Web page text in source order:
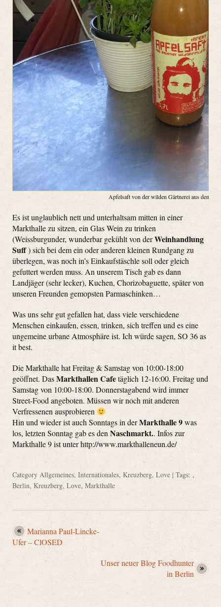
Apfelsaft von der wilden Gärtnerei aus dem
Es ist unglaublich nett und unterhaltsam mitten in einer
Markthalle zu sitzen, ein Glas Wein zu trinken
(Weissburgunder, wunderbar gekühlt von derWeinhandlung
Suff) sich bei dem ein oder anderen kleinen Rundgang zu
überlegen, was noch in’s Einkaufstäschle soll oder gleich
gefuttert werden muss. An unserem Tisch gab es dann
Landjäger (sehr lecker), Kuchen, Chorizobaguette, später von
unseren Freunden gemopsten Parmaschinken…
Was uns sehr gut gefallen hat, dass viele verschiedene
Menschen einkaufen, essen, trinken, sich treffen und es eine
ungemeine urbane Atmosphäre ist. Ich würde sagen, SO 36 as
it best.
Die Markthalle hat Freitag & Samstag von 10:00-18:00
geöffnet. DasMarkthallen Cafetäglich 12-16:00. Freitag und
Samstag von 10:00-18:00. Donnerstagabend wird immer
Street-Food angeboten. Müssen wir noch mit anderen
Verfressenen ausprobieren
Hin und wieder ist auch Sonntags in derMarkthalle 9was
los, letzten Sonntag gab es denNaschmarkt.. Infos zur
Markthalle 9 ist unter http://www.markthalleneun.de/
Category Allgemeines, Internationales, Kreuzberg, Love | Tags: ,
Berlin, Kreuzberg, Love, Markthalle
Marianna Paul-Lincke-
Ufer – ClOSED
Unser neuer Blog Foodhunter
in Berlin